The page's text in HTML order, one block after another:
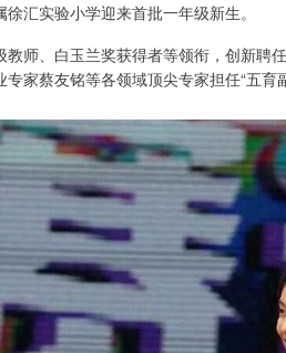
汇实验小学迎来首批一年级新生。
师、白玉兰奖获得者等领衔，创新聘
家蔡友铭等各领域顶尖专家担任“五育